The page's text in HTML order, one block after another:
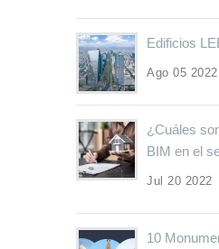
Edificios
Ago 05 2022
¿Cuáles
BIM en el
Jul 20 2022
10